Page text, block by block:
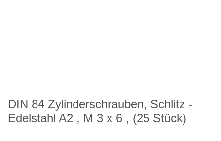
DIN 84 Zylinderschrauben, Schlitz -
Edelstahl A2 , M 3 x 6 , (25 Stück)